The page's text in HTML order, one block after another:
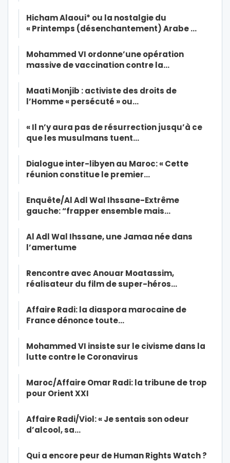
Hicham Alaoui* ou la nostalgie du
« Printemps (désenchantement) Arabe …
Mohammed VI ordonne’une opération
massive de vaccination contre la…
Maati Monjib : activiste des droits de
l’Homme « persécuté » ou…
« Il n’y aura pas de résurrection jusqu’à ce
que les musulmans tuent…
Dialogue inter-libyen au Maroc: « Cette
réunion constitue le premier…
Enquête/Al Adl Wal Ihssane-Extrême
gauche: “frapper ensemble mais…
Al Adl Wal Ihssane, une Jamaa née dans
l’amertume
Rencontre avec Anouar Moatassim,
réalisateur du film de super-héros…
Affaire Radi: la diaspora marocaine de
France dénonce toute…
Mohammed VI insiste sur le civisme dans la
lutte contre le Coronavirus
Maroc/Affaire Omar Radi: la tribune de trop
pour Orient XXI
Affaire Radi/Viol: « Je sentais son odeur
d’alcool, sa…
Qui a encore peur de Human Rights Watch ?